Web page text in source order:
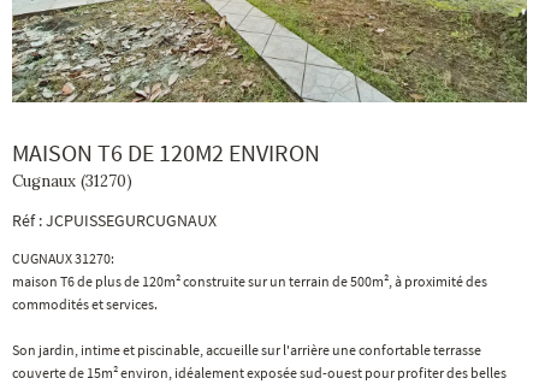
MAISON T6 DE 120M2 ENVIRON
Cugnaux (31270)
Réf : JCPUISSEGURCUGNAUX
CUGNAUX 31270:
maison T6 de plus de 120m² construite sur un terrain de 500m², à proximité des
commodités et services.
Son jardin, intime et piscinable, accueille sur l'arrière une confortable terrasse
couverte de 15m² environ, idéalement exposée sud-ouest pour profiter des belles